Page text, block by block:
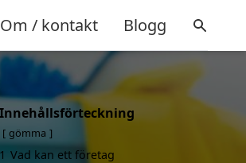
Om / kontakt Blogg
Innehållsförteckning
gömma
1 Vad kan ett företag